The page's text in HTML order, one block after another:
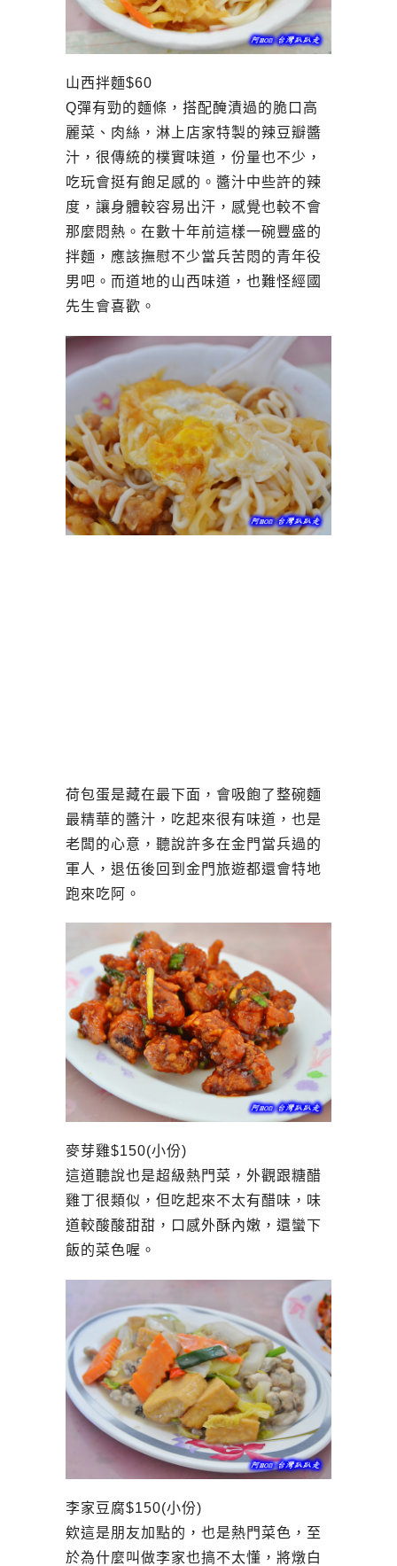
山西拌麵$60
Q彈有勁的麵條，搭配醃漬過的脆口高
麗菜、肉絲，淋上店家特製的辣豆瓣醬
汁，很傳統的樸實味道，份量也不少，
吃玩會挺有飽足感的。醬汁中些許的辣
度，讓身體較容易出汗，感覺也較不會
那麼悶熱。在數十年前這樣一碗豐盛的
拌麵，應該撫慰不少當兵苦悶的青年役
男吧。而道地的山西味道，也難怪經國
先生會喜歡。
荷包蛋是藏在最下面，會吸飽了整碗麵
最精華的醬汁，吃起來很有味道，也是
老闆的心意，聽說許多在金門當兵過的
軍人，退伍後回到金門旅遊都還會特地
跑來吃阿。
麥芽雞$150(小份)
這道聽說也是超級熱門菜，外觀跟糖醋
雞丁很類似，但吃起來不太有醋味，味
道較酸酸甜甜，口感外酥內嫩，還蠻下
飯的菜色喔。
李家豆腐$150(小份)
欸這是朋友加點的，也是熱門菜色，至
於為什麼叫做李家也搞不太懂，將燉白